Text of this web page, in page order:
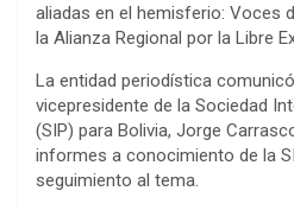
aliadas en el hemisferio: Voces
la Alianza Regional por la Libre
La entidad periodística
vicepresidente de la Sociedad
(SIP) para Bolivia, Jorge
informes a conocimiento de la
seguimiento al tema.